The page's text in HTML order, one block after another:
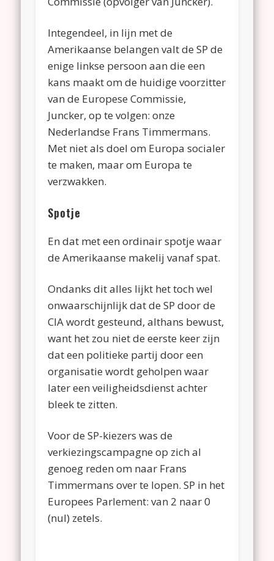
Integendeel, in lijn met de
Amerikaanse belangen valt de SP de
enige linkse persoon aan die een
kans maakt om de huidige voorzitter
van de Europese Commissie,
Juncker, op te volgen: onze
Nederlandse Frans Timmermans.
Met niet als doel om Europa socialer
te maken, maar om Europa te
verzwakken.
Spotje
En dat met een ordinair spotje waar
de Amerikaanse makelij vanaf spat.
Ondanks dit alles lijkt het toch wel
onwaarschijnlijk dat de SP door de
CIA wordt gesteund, althans bewust,
want het zou niet de eerste keer zijn
dat een politieke partij door een
organisatie wordt geholpen waar
later een veiligheidsdienst achter
bleek te zitten.
Voor de SP-kiezers was de
verkiezingscampagne op zich al
genoeg reden om naar Frans
Timmermans over te lopen. SP in het
Europees Parlement: van 2 naar 0
(nul) zetels.